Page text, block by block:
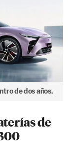
de dos años.
de